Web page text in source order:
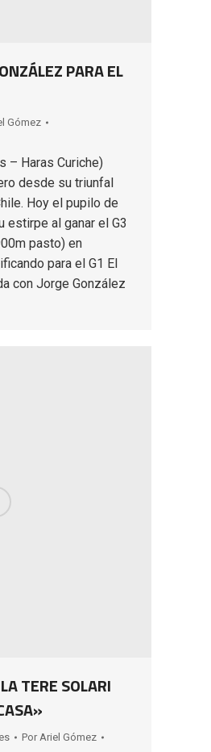
PARA EL
Gómez
– Haras Curiche)
desde su triunfal
Hoy el pupilo de
estirpe al ganar el G3
pasto) en
para el G1 El
con Jorge González
TERE SOLARI
Por Ariel Gómez